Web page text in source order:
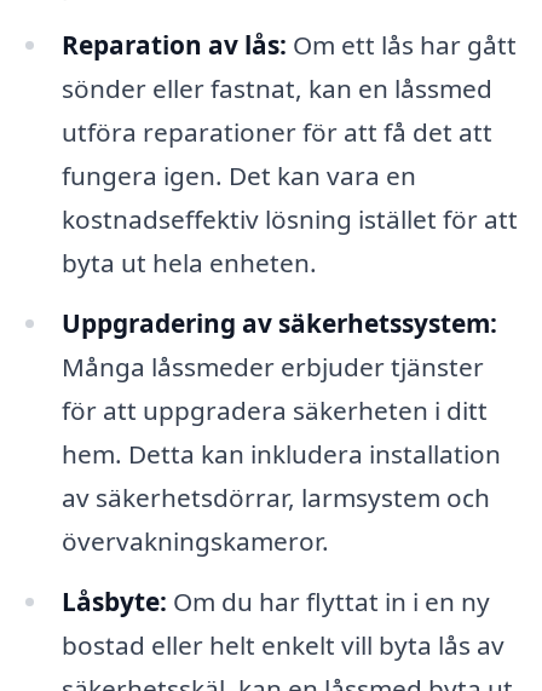
Reparation av lås: Om ett lås har gått
sönder eller fastnat, kan en låssmed
utföra reparationer för att få det att
fungera igen. Det kan vara en
kostnadseffektiv lösning istället för att
byta ut hela enheten.
Uppgradering av säkerhetssystem:
Många låssmeder erbjuder tjänster
för att uppgradera säkerheten i ditt
hem. Detta kan inkludera installation
av säkerhetsdörrar, larmsystem och
övervakningskameror.
Låsbyte: Om du har flyttat in i en ny
bostad eller helt enkelt vill byta lås av